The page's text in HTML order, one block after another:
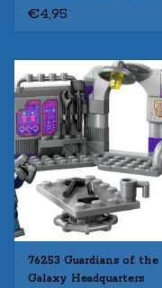
heroes Gebruikt
€4,95
76253 Guardians of the
Galaxy Headquarters